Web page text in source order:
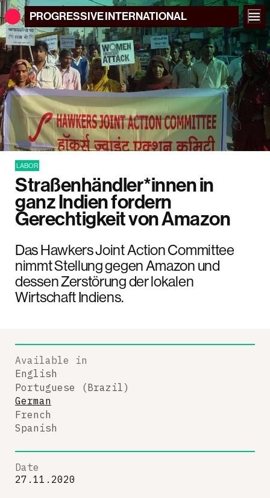
PROGRESSIVEINTERNATIONAL
LABOR
Straßenhändler*innen in
ganz Indien fordern
Gerechtigkeit von Amazon
Das Hawkers Joint Action Committee
nimmt Stellung gegen Amazon und
dessen Zerstörung der lokalen
Wirtschaft Indiens.
Available in
English
Portuguese (Brazil)
German
French
Spanish
Date
27.11.2020